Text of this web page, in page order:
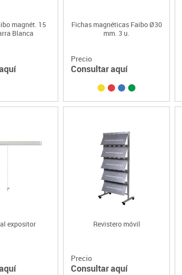
magnét. 15
Blanca
Fichas magnéticas Faibo Ø30
mm. 3 u.
Precio
Consultar aquí
expositor Revistero móvil
Precio
Consultar aquí